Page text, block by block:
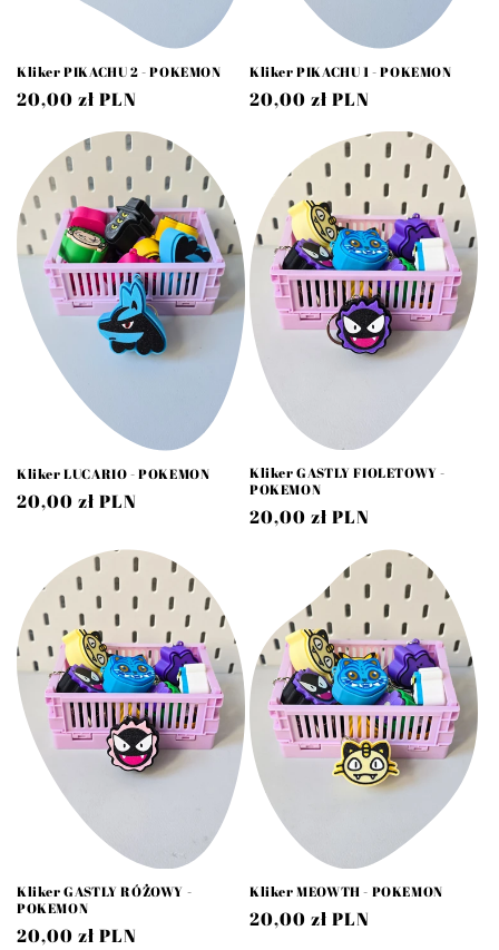
Kliker PIKACHU 2 - POKEMON
Cena
20,00 zł PLN
Kliker PIKACHU 1 - POKEMON
Cena
20,00 zł PLN
Kliker LUCARIO - POKEMON
Cena
20,00 zł PLN
Kliker GASTLY FIOLETOWY -
POKEMON
Cena
20,00 zł PLN
Kliker GASTLY RÓŻOWY -
POKEMON
Cena
20,00 zł PLN
Kliker MEOWTH - POKEMON
Cena
20,00 zł PLN